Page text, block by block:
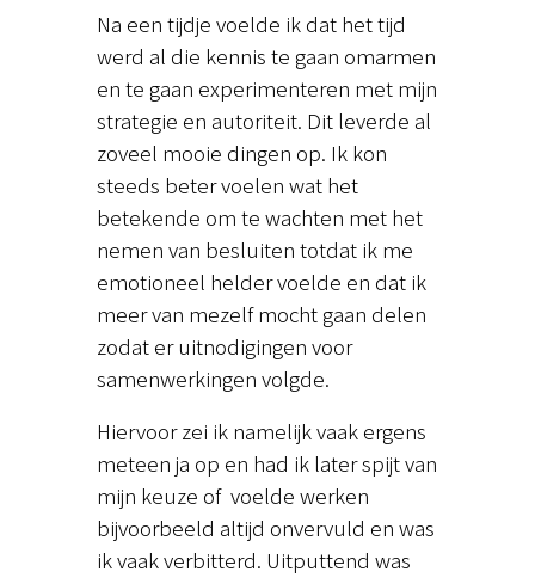
Na een tijdje voelde ik dat het tijd
werd al die kennis te gaan omarmen
en te gaan experimenteren met mijn
strategie en autoriteit. Dit leverde al
zoveel mooie dingen op. Ik kon
steeds beter voelen wat het
betekende om te wachten met het
nemen van besluiten totdat ik me
emotioneel helder voelde en dat ik
meer van mezelf mocht gaan delen
zodat er uitnodigingen voor
samenwerkingen volgde.
Hiervoor zei ik namelijk vaak ergens
meteen ja op en had ik later spijt van
mijn keuze of voelde werken
bijvoorbeeld altijd onvervuld en was
ik vaak verbitterd. Uitputtend was